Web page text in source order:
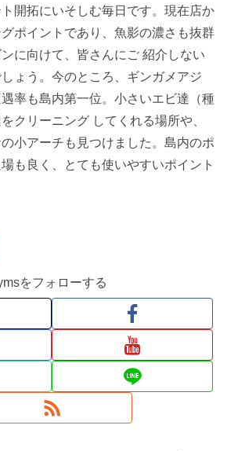
開拓にいそしむ毎日です。現在店か
ポイントであり、魚影の濃さも抜群
に向けて、皆さんにご 紹介しない
ょう。今のところ、ギンガメアジ
率も島内第一位。小さいエビ達（種
クリーニング してくれる場所や、
小アーチも見つけました。島内のポ
も良く、とても使いやすいポイント
をフォローする